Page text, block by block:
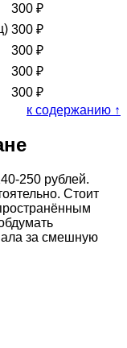
300 ₽
300 ₽
300 ₽
300 ₽
300 ₽
к содержанию ↑
250 рублей.
Стоит
за смешную